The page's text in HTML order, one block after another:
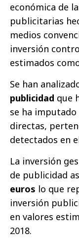
económica de
publicitarias
medios
inversión
estimados
Se han
publicidad que
se ha imputado
directas,
detectados en
La inversión
de publicidad
euros lo que
inversión
en valores
2018.